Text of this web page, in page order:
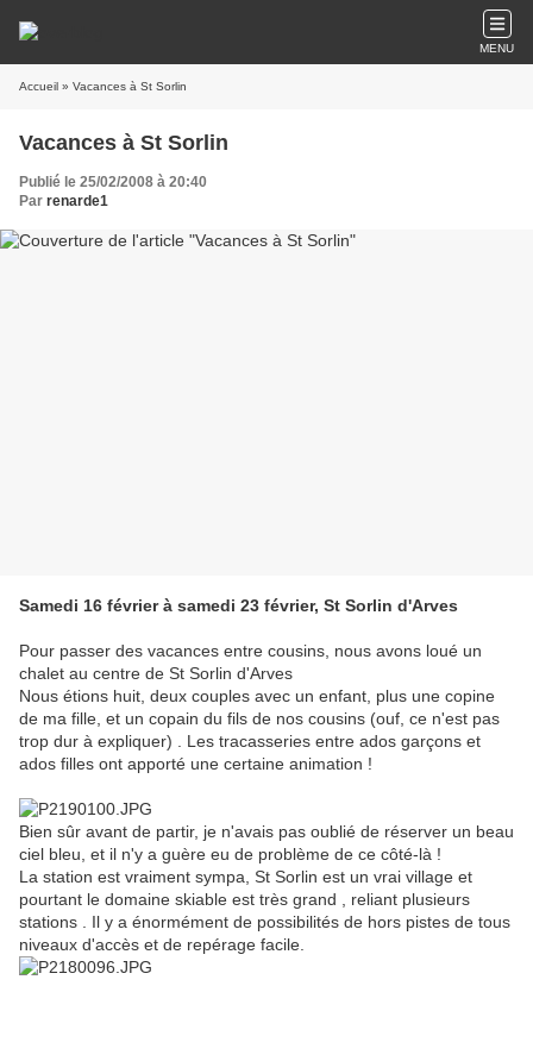
MENU
Accueil » Vacances à St Sorlin
Vacances à St Sorlin
Publié le 25/02/2008 à 20:40
Par renarde1
Samedi 16 février à samedi 23 février, St Sorlin d'Arves
Pour passer des vacances entre cousins, nous avons loué un
chalet au centre de St Sorlin d'Arves
Nous étions huit, deux couples avec un enfant, plus une copine
de ma fille, et un copain du fils de nos cousins (ouf, ce n'est pas
trop dur à expliquer) . Les tracasseries entre ados garçons et
ados filles ont apporté une certaine animation !
Bien sûr avant de partir, je n'avais pas oublié de réserver un beau
ciel bleu, et il n'y a guère eu de problème de ce côté-là !
La station est vraiment sympa, St Sorlin est un vrai village et
pourtant le domaine skiable est très grand , reliant plusieurs
stations . Il y a énormément de possibilités de hors pistes de tous
niveaux d'accès et de repérage facile.